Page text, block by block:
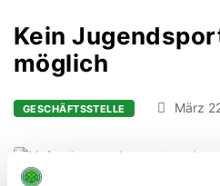
Kein
möglich
GESCHÄFTSSTELLE März